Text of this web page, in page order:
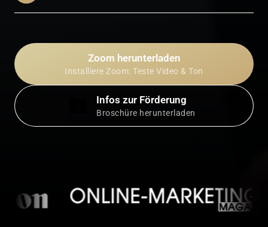
Zoom herunterladen
Installiere Zoom: Teste Video & Ton
Infos zur Förderung
Broschüre herunterladen